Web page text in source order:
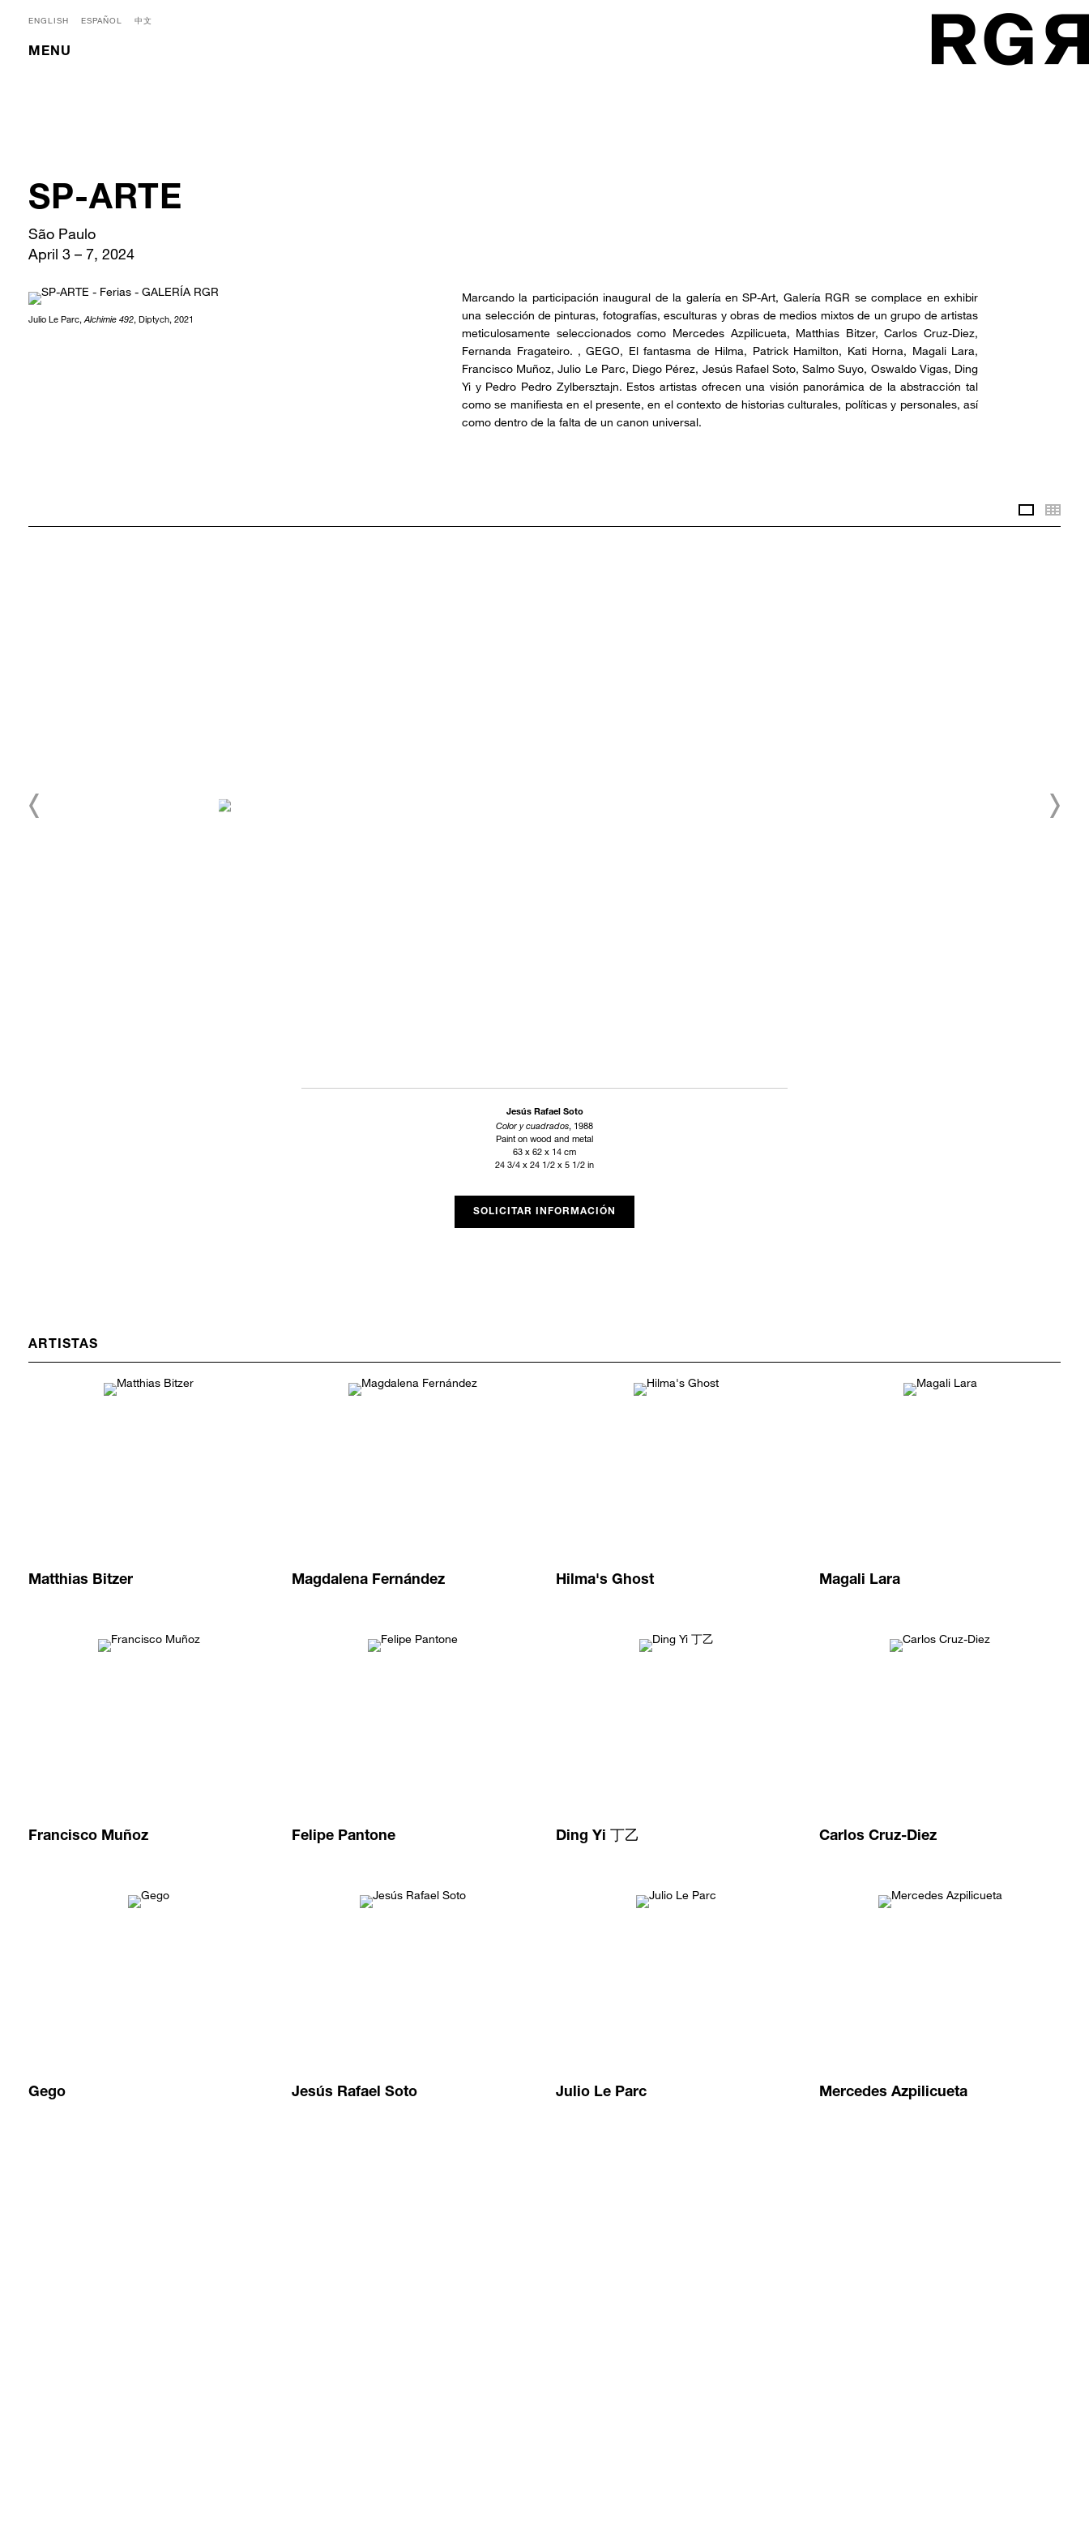
ENGLISH ESPAÑOL 中文
MENU
SP-ARTE
São Paulo
April 3 – 7, 2024
Julio Le Parc, Alchimie 492, Diptych, 2021
Marcando la participación inaugural de la galería en SP-Art, Galería RGR se complace en exhibir
una selección de pinturas, fotografías, esculturas y obras de medios mixtos de un grupo de artistas
meticulosamente seleccionados como Mercedes Azpilicueta, Matthias Bitzer, Carlos Cruz-Diez,
Fernanda Fragateiro. , GEGO, El fantasma de Hilma, Patrick Hamilton, Kati Horna, Magali Lara,
Francisco Muñoz, Julio Le Parc, Diego Pérez, Jesús Rafael Soto, Salmo Suyo, Oswaldo Vigas, Ding
Yi y Pedro Pedro Zylbersztajn. Estos artistas ofrecen una visión panorámica de la abstracción tal
como se manifiesta en el presente, en el contexto de historias culturales, políticas y personales, así
como dentro de la falta de un canon universal.
Selected
Jesús Rafael Soto
Color y cuadrados, 1988
Paint on wood and metal
63 x 62 x 14 cm
24 3/4 x 24 1/2 x 5 1/2 in
SOLICITAR INFORMACIÓN
ARTISTAS
Matthias Bitzer Magdalena Fernández Hilma's Ghost Magali Lara
Francisco Muñoz Felipe Pantone Ding Yi 丁乙 Carlos Cruz-Diez
Gego Jesús Rafael Soto Julio Le Parc Mercedes Azpilicueta